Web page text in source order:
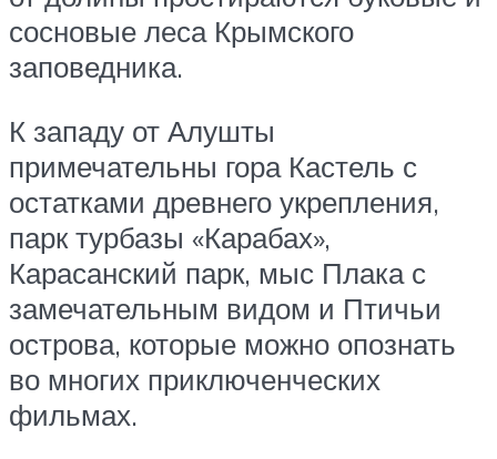
сосновые леса Крымского
заповедника.
К западу от Алушты
примечательны гора Кастель с
остатками древнего укрепления,
парк турбазы «Карабах»,
Карасанский парк, мыс Плака с
замечательным видом и Птичьи
острова, которые можно опознать
во многих приключенческих
фильмах.